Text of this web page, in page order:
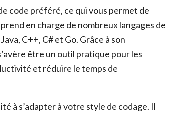
code préféré, ce qui vous permet de
en charge de nombreux langages de
C++, C# et Go. Grâce à son
être un outil pratique pour les
et réduire le temps de
à s’adapter à votre style de codage. Il